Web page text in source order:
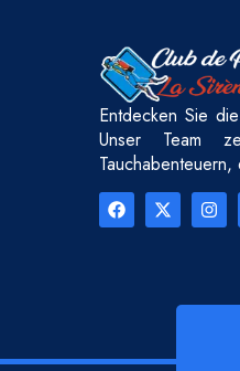
Entdecken Sie
Unser Team